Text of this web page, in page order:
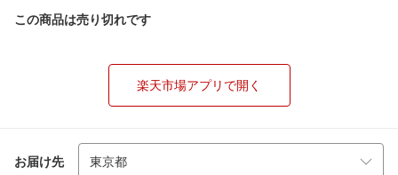
この商品は売り切れです
楽天市場アプリで開く
お届け先